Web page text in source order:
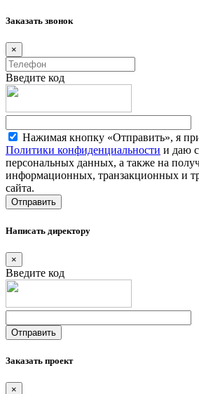
Заказать звонок
×
Введите код
Нажимая кнопку «Отправить», я
Политики конфиденциальности и даю
персональных данных, а также на
информационных, транзакционных и
сайта.
Написать директору
×
Введите код
Заказать проект
×